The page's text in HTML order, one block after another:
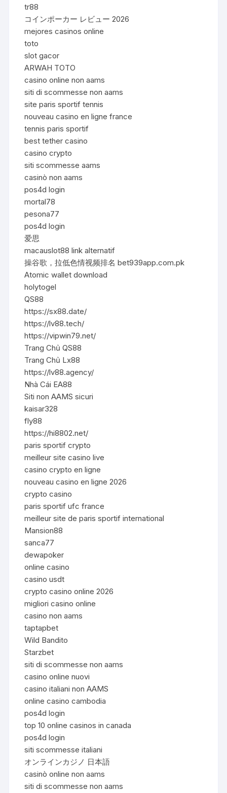
tr88
コインポーカー レビュー 2026
mejores casinos online
toto
slot gacor
ARWAH TOTO
casino online non aams
siti di scommesse non aams
site paris sportif tennis
nouveau casino en ligne france
tennis paris sportif
best tether casino
casino crypto
siti scommesse aams
casinò non aams
pos4d login
mortal78
pesona77
pos4d login
爱思
macauslot88 link alternatif
操谷歌，拉低色情视频排名 bet939app.com.pk
Atomic wallet download
holytogel
QS88
https://sx88.date/
https://lv88.tech/
https://vipwin79.net/
Trang Chủ QS88
Trang Chủ Lx88
https://lv88.agency/
Nhà Cái EA88
Siti non AAMS sicuri
kaisar328
fly88
https://hi8802.net/
paris sportif crypto
meilleur site casino live
casino crypto en ligne
nouveau casino en ligne 2026
crypto casino
paris sportif ufc france
meilleur site de paris sportif international
Mansion88
sanca77
dewapoker
online casino
casino usdt
crypto casino online 2026
migliori casino online
casino non aams
taptapbet
Wild Bandito
Starzbet
siti di scommesse non aams
casino online nuovi
casino italiani non AAMS
online casino cambodia
pos4d login
top 10 online casinos in canada
pos4d login
siti scommesse italiani
オンラインカジノ 日本語
casinò online non aams
siti di scommesse non aams